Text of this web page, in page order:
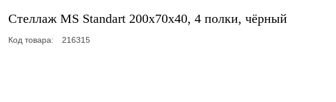
Стеллаж MS Standart 200х70х40, 4 полки, чёрный
Код товара: 216315